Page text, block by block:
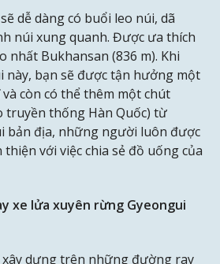
dễ dàng có buổi leo núi, dã
núi xung quanh. Được ưa thích
nhất Bukhansan (836 m). Khi
này, bạn sẽ được tận hưởng một
còn có thể thêm một chút
truyền thống Hàn Quốc) từ
bản địa, những người luôn được
với việc chia sẻ đồ uống của
xe lửa xuyên rừng Gyeongui
xây dựng trên những đường ray